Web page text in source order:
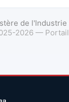
de l'Industrie
2026 — Portail